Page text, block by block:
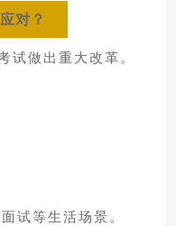
对？
试做出重大改革。
试等生活场景。